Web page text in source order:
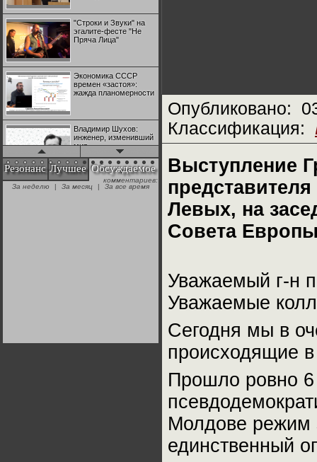
"Строки и Звуки" на
эгалите-фесте "Не
Пряча Лица"
Экономика СССР
времен «застоя»:
жажда планомерности
Владимир Шухов:
инженер, изменивший
мир
"Аркадий Коц" на
эгалите-фесте "Не
Резонанс Лучшее Обсуждаемое
комментариев:
За неделю
| За месяц | За все время
Опубликовано:
Классификация:
Выступление
Левых, на
Совета
Уважаемый г-н
Уважаемые
Сегодня мы в
происходящие
Прошло ровно 6
Молдове режим
единственный